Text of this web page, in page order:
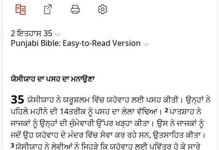
2 ਇਤਹਾਸ 35
Punjabi Bible: Easy-to-Read Version
ਯੋਸੀਯਾਹ ਦਾ ਪਸਹ ਦਾ ਮਨਾਉਣਾ
35 ਯੋਸੀਯਾਹ ਨੇ ਯਰੂਸ਼ਲਮ ਵਿੱਚ ਯਹੋਵਾਹ ਲਈ ਪਸਹ ਕੀਤੀ। ਉਨ੍ਹਾਂ ਨੇ
ਪਹਿਲੇ ਮਹੀਨੇ ਦੀ 14ਤਰੀਕ ਨੂੰ ਪਸਹ ਦਾ ਲੇਲਾ ਵੱਢਿਆ। 2ਪਾਤਸ਼ਾਹ ਨੇ
ਜਾਜਕਾਂ ਨੂੰ ਉਨ੍ਹਾਂ ਦੀ ਜੁੰਮੇਵਾਰੀ ਉੱਪਰ ਖੜ੍ਹਾ ਕੀਤਾ। ਉਸ ਨੇ ਜਾਜਕਾਂ ਨੂੰ
ਜਦੋਂ ਉਹ ਯਹੋਵਾਹ ਦੇ ਮੰਦਰ ਵਿੱਚ ਸੇਵਾ ਕਰ ਰਹੇ ਸਨ, ਉਤਸਾਹਿਤ ਕੀਤਾ।
3ਯੋਸੀਯਾਹ ਨੇ ਲੇਵੀਆਂ ਨੂੰ ਜਿਹੜੇ ਕਿ ਯਹੋਵਾਹ ਲਈ ਪਵਿੱਤਰ ਹੋ ਕੇ ਸਾਰੇ